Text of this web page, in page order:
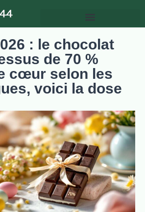
: le chocolat
de 70 %
cœur selon les
voici la dose